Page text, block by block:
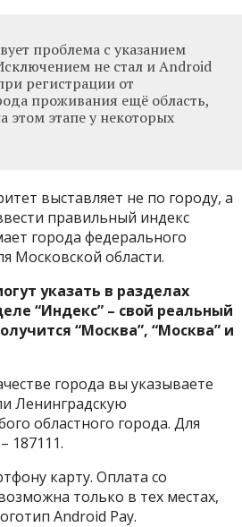
проблема с указанием
не стал и Android
регистрации от
проживания ещё область,
этом этапе у некоторых
выставляет не по городу, а
правильный индекс
города федерального
Московской области.
указать в разделах
“Индекс” – свой реальный
“Москва”, “Москва” и
города вы указываете
Ленинградскую
областного города. Для
187111.
карту. Оплата со
только в тех местах,
Android Pay.